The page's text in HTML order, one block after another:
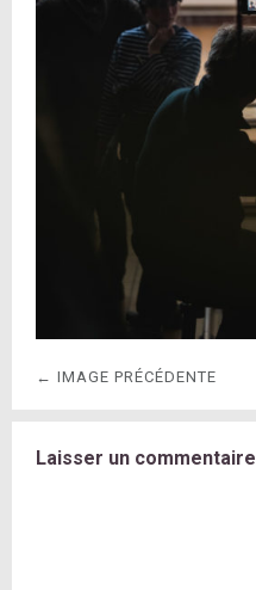
← IMAGE PRÉCÉDENTE
Laisser un commentaire